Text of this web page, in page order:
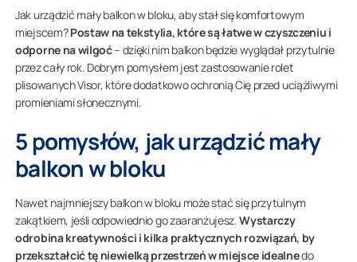
Jak urządzić mały balkon w bloku, aby stał się komfortowym
miejscem?Postaw na tekstylia, które są łatwe w czyszczeniu i
odporne na wilgoć– dzięki nim balkon będzie wyglądał przytulnie
przez cały rok. Dobrym pomysłem jest zastosowanie rolet
plisowanych Visor, które dodatkowo ochronią Cię przed uciążliwymi
promieniami słonecznymi.
5 pomysłów, jak urządzić mały
balkon w bloku
Nawet najmniejszy balkon w bloku może stać się przytulnym
zakątkiem, jeśli odpowiednio go zaaranżujesz.Wystarczy
odrobina kreatywności i kilka praktycznych rozwiązań, by
przekształcić tę niewielką przestrzeń w miejsce idealnedo